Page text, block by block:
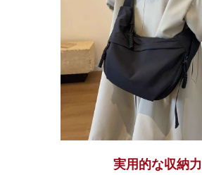
実用的な収納力